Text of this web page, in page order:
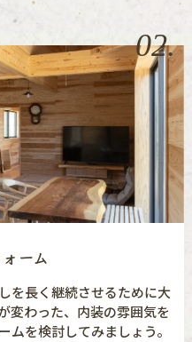
ーム
を長く継続させるために大
変わった、内装の雰囲気を
ムを検討してみましょう。
02.